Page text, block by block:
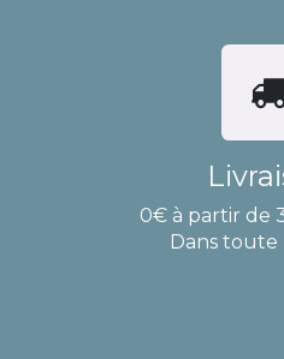
0€ à partir de
Dans toute